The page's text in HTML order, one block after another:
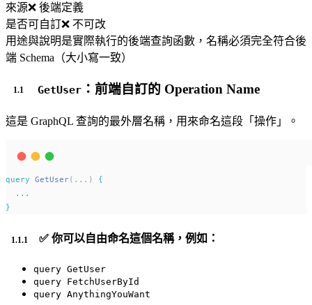
來源❌ 後端定義
是否可自訂❌ 不可改
用途與說明是實際執行的後端查詢函數，名稱必須完全符合後
端 Schema（大小寫一致）
GetUser ：前端自訂的 Operation Name
這是 GraphQL 查詢的最外層名稱，用來命名這段「操作」。
query GetUser(...) {
...
}
✅ 你可以自由命名這個名稱，例如：
query GetUser
query FetchUserById
query AnythingYouWant